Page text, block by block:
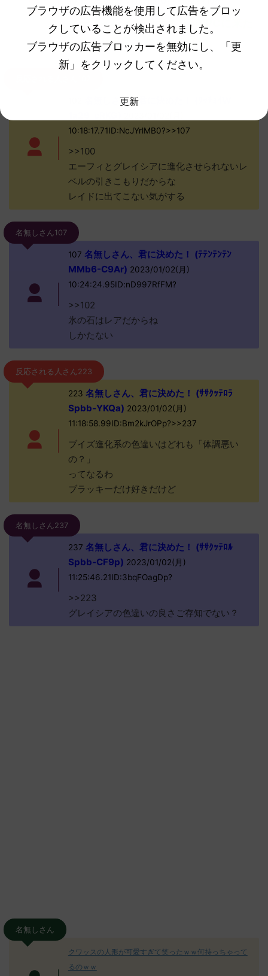
イーブイレイドでボタンがNPCに来た
らちょっと笑うかもしれない
名無しさん、君に決めた！ (ﾜｯﾁｮｲW
10:18:17.71ID:NcJYrlMB0?>>107
>>100
エーフィとグレイシアに進化させられないレ
ベルの引きこもりだからな
レイドに出てこない気がする
名無しさん107
107 名無しさん、君に決めた！ (ﾃﾃﾝﾃﾝﾃﾝ
MMb6-C9Ar) 2023/01/02(月)
10:24:24.95ID:nD997RfFM?
>>102
氷の石はレアだからね
しかたない
反応される人さん223
223 名無しさん、君に決めた！ (ｻｻｸｯﾃﾛﾗ
Spbb-YKQa) 2023/01/02(月)
11:18:58.99ID:Bm2kJrOPp?>>237
ブイズ進化系の色違いはどれも「体調悪い
の？」
ってなるわ
ブラッキーだけ好きだけど
名無しさん237
237 名無しさん、君に決めた！ (ｻｻｸｯﾃﾛﾙ
Spbb-CF9p) 2023/01/02(月)
11:25:46.21ID:3bqFOagDp?
>>223
グレイシアの色違いの良さご存知でない？
名無しさん
クワッスの人形が可愛すぎて笑ったｗｗ何持っちゃって
るのｗｗ
ブラウザの広告機能を使用して広告をブロッ
クしていることが検出されました。
ブラウザの広告ブロッカーを無効にし、「更
新」をクリックしてください。
更新